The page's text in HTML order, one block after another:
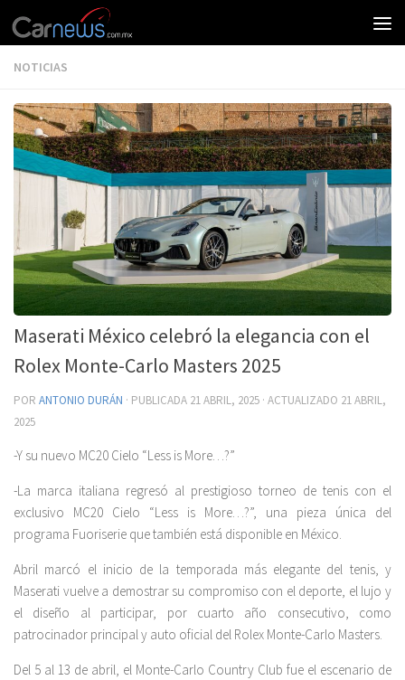
NOTICIAS
Maserati México celebró la elegancia con el
Rolex Monte-Carlo Masters 2025
POR ANTONIO DURÁN · PUBLICADA 21 ABRIL, 2025 · ACTUALIZADO 21 ABRIL,
2025
-Y su nuevo MC20 Cielo “Less is More…?”
-La marca italiana regresó al prestigioso torneo de tenis con el
exclusivo MC20 Cielo “Less is More…?”, una pieza única del
programa Fuoriserie que también está disponible en México.
Abril marcó el inicio de la temporada más elegante del tenis, y
Maserati vuelve a demostrar su compromiso con el deporte, el lujo y
el diseño al participar, por cuarto año consecutivo, como
patrocinador principal y auto oficial del Rolex Monte-Carlo Masters.
Del 5 al 13 de abril, el Monte-Carlo Country Club fue el escenario de